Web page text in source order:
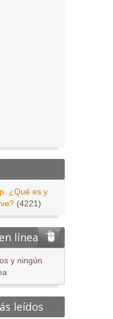
¿Qué es y
(4221)
línea
y ningún
leídos